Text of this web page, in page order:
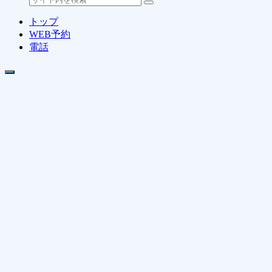
トップ
WEB予約
電話